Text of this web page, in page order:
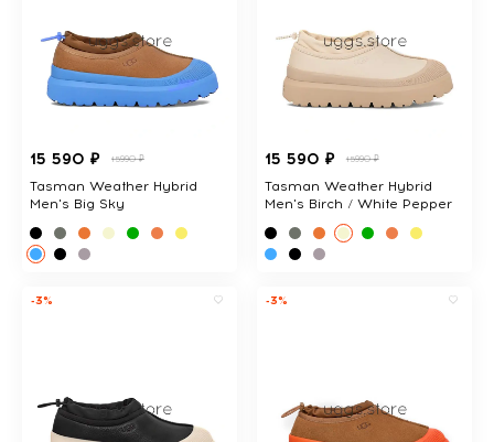
15 590 ₽ 15990 ₽
Tasman Weather Hybrid
Men's Big Sky
15 590 ₽ 15990 ₽
Tasman Weather Hybrid
Men's Birch / White Pepper
-3% -3%